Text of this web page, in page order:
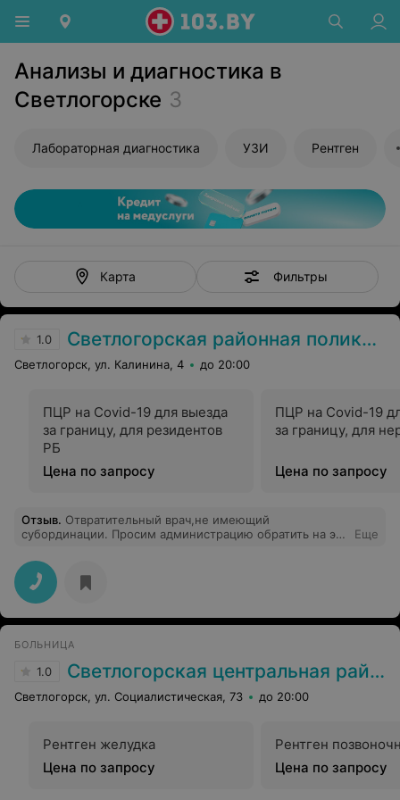
Анализы и диагностика в
Светлогорске 3
Лабораторная диагностика УЗИ Рентген
Карта Фильтры
1.0 Светлогорская районная поликлини
Светлогорск, ул. Калинина, 4 до 20:00
ПЦР на Covid-19 для выезда
за границу, для резидентов
РБ
Цена по запросу
ПЦР на Covid-19
за границу, для
Цена по запросу
Отзыв. Отвратительный врач,не имеющий
субординации. Просим администрацию обратить на это
Еще
БОЛЬНИЦА
1.0 Светлогорская центральная районная больница
Светлогорск, ул. Социалистическая, 73 до 20:00
Рентген желудка
Цена по запросу
Рентген
Цена по запросу